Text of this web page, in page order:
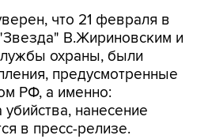
что 21 февраля в
В.Жириновским и
охраны, были
предусмотренные
РФ, а именно:
убийства, нанесение
в пресс-релизе.